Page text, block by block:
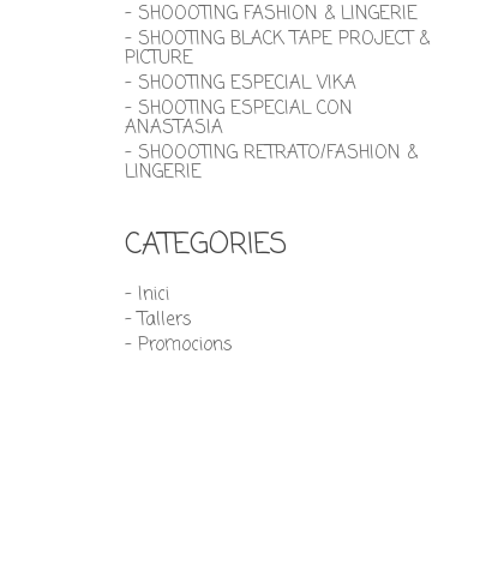
- SHOOOTING FASHION & LINGERIE
- SHOOTING BLACK TAPE PROJECT &
PICTURE
- SHOOTING ESPECIAL VIKA
- SHOOTING ESPECIAL CON
ANASTASIA
- SHOOOTING RETRATO/FASHION &
LINGERIE
CATEGORIES
- Inici
- Tallers
- Promocions